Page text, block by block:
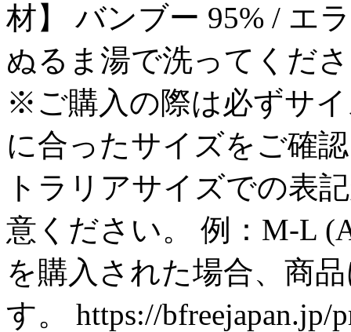
材】 バンブー 95% / エ
ぬるま湯で洗ってくだ
※ご購入の際は必ずサ
に合ったサイズをご確
トラリアサイズでの表
意ください。 例：M-L
を購入された場合、商
す。 https://bfreejapan.jp/